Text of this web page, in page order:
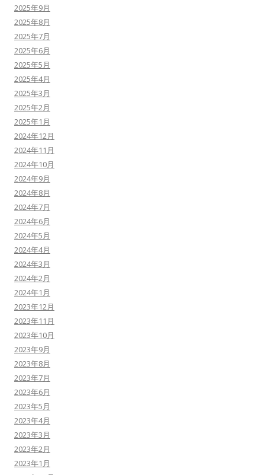
2025年9月
2025年8月
2025年7月
2025年6月
2025年5月
2025年4月
2025年3月
2025年2月
2025年1月
2024年12月
2024年11月
2024年10月
2024年9月
2024年8月
2024年7月
2024年6月
2024年5月
2024年4月
2024年3月
2024年2月
2024年1月
2023年12月
2023年11月
2023年10月
2023年9月
2023年8月
2023年7月
2023年6月
2023年5月
2023年4月
2023年3月
2023年2月
2023年1月